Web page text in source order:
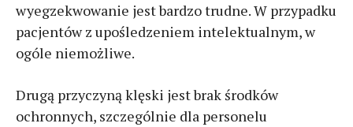
wyegzekwowanie jest bardzo trudne. W przypadku
pacjentów z upośledzeniem intelektualnym, w
ogóle niemożliwe.
Drugą przyczyną klęski jest brak środków
ochronnych, szczególnie dla personelu